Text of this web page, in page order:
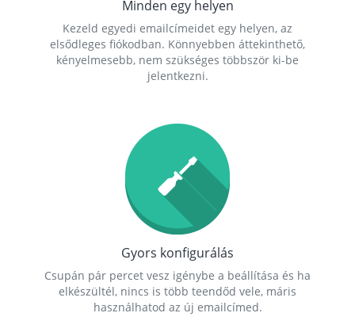
Minden egy helyen
Kezeld egyedi emailcímeidet egy helyen, az
elsődleges fiókodban. Könnyebben áttekinthető,
kényelmesebb, nem szükséges többször ki-be
jelentkezni.
Gyors konfigurálás
Csupán pár percet vesz igénybe a beállítása és ha
elkészültél, nincs is több teendőd vele, máris
használhatod az új emailcímed.